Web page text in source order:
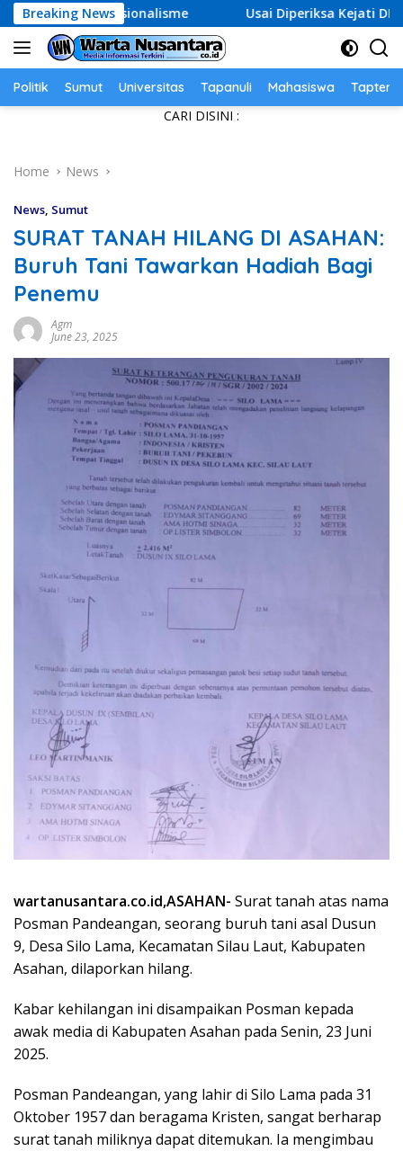
Skip
to
content
Breaking News Usai Diperiksa Kejati DKI, Entjik S. Djafar
Politik Sumut Universitas Tapanuli Mahasiswa Tapteng
CARI DISINI :
Home News
News, Sumut
SURAT TANAH HILANG DI ASAHAN:
Buruh Tani Tawarkan Hadiah Bagi
Penemu
Agm
June 23, 2025
wartanusantara.co.id,ASAHAN- Surat tanah atas nama
Posman Pandeangan, seorang buruh tani asal Dusun
9, Desa Silo Lama, Kecamatan Silau Laut, Kabupaten
Asahan, dilaporkan hilang.
Kabar kehilangan ini disampaikan Posman kepada
awak media di Kabupaten Asahan pada Senin, 23 Juni
2025.
Posman Pandeangan, yang lahir di Silo Lama pada 31
Oktober 1957 dan beragama Kristen, sangat berharap
surat tanah miliknya dapat ditemukan. Ia mengimbau